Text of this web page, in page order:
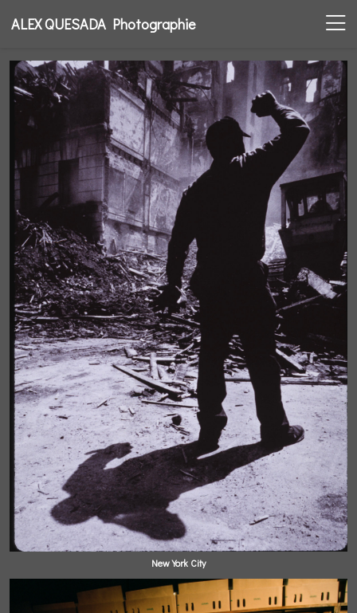
ALEX QUESADA Photographie
New York City